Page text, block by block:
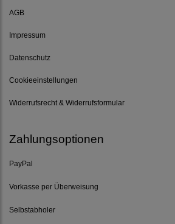
AGB
Impressum
Datenschutz
Cookieeinstellungen
Widerrufsrecht & Widerrufsformular
Zahlungsoptionen
PayPal
Vorkasse per Überweisung
Selbstabholer